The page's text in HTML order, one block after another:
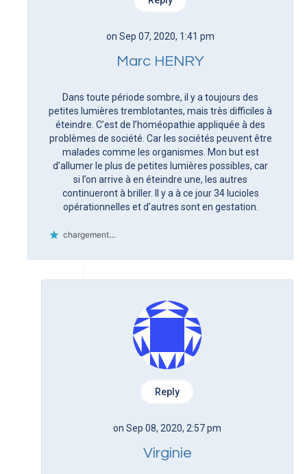
on Sep 07, 2020, 1:41 pm
Marc HENRY
Dans toute période sombre, il y a toujours des
petites lumières tremblotantes, mais très difficiles à
éteindre. C’est de l’homéopathie appliquée à des
problèmes de société. Car les sociétés peuvent être
malades comme les organismes. Mon but est
d’allumer le plus de petites lumières possibles, car
si l’on arrive à en éteindre une, les autres
continueront à briller. Il y a à ce jour 34 lucioles
opérationnelles et d’autres sont en gestation.
chargement…
Reply
on Sep 08, 2020, 2:57 pm
Virginie